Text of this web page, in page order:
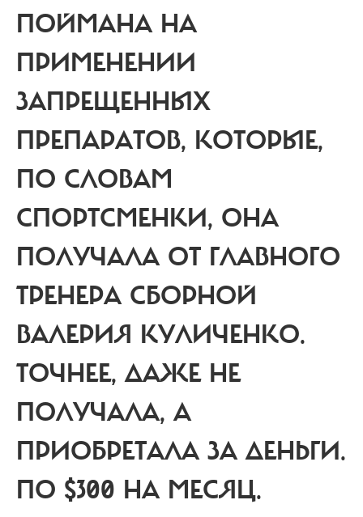
ПОЙМАНА НА
ПРИМЕНЕНИИ
ЗАПРЕЩЕННЫХ
ПРЕПАРАТОВ, КОТОРЫЕ,
ПО СЛОВАМ
СПОРТСМЕНКИ, ОНА
ПОЛУЧАЛА ОТ ГЛАВНОГО
ТРЕНЕРА СБОРНОЙ
ВАЛЕРИЯ КУЛИЧЕНКО.
ТОЧНЕЕ, ДАЖЕ НЕ
ПОЛУЧАЛА, А
ПРИОБРЕТАЛА ЗА ДЕНЬГИ.
ПО $300 НА МЕСЯЦ.